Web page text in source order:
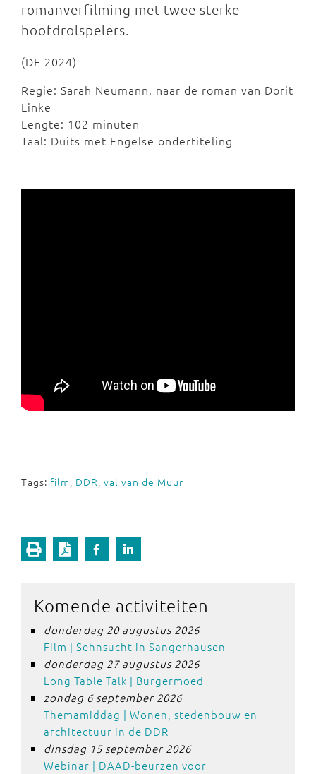
romanverfilming met twee sterke
hoofdrolspelers.
(DE 2024)
Regie: Sarah Neumann, naar de roman van Dorit
Linke
Lengte: 102 minuten
Taal: Duits met Engelse ondertiteling
Tags: film, DDR, val van de Muur
Komende activiteiten
donderdag 20 augustus 2026
Film | Sehnsucht in Sangerhausen
donderdag 27 augustus 2026
Long Table Talk | Burgermoed
zondag 6 september 2026
Themamiddag | Wonen, stedenbouw en
architectuur in de DDR
dinsdag 15 september 2026
Webinar | DAAD-beurzen voor